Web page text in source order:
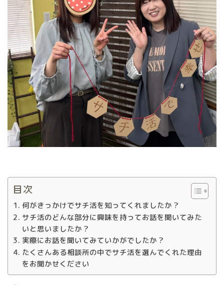
目次
何がきっかけでサチ活を知ってくれましたか？
サチ活のどんな部分に興味を持ってお話を聞いてみた
いと思いましたか？
実際にお話を聞いてみていかがでしたか？
たくさんある相談所の中でサチ活を選んでくれた理由
をお聞かせください